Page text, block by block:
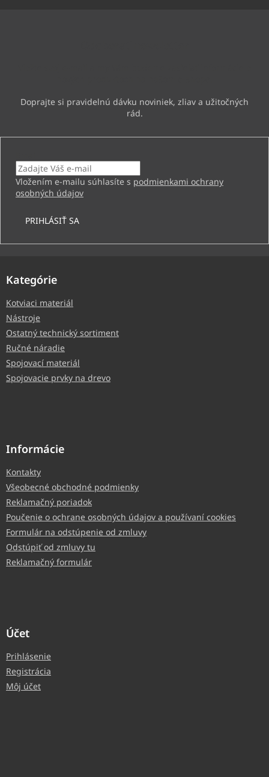
Vložením e-mailu súhlasíte s podmienkami ochrany
osobných údajov
PRIHLÁSIŤ SA
Kategórie
Kotviaci materiál
Nástroje
Ostatný technický sortiment
Ručné náradie
Spojovací materiál
Spojovacie prvky na drevo
Informácie
Kontakty
Všeobecné obchodné podmienky
Reklamačný poriadok
Poučenie o ochrane osobných údajov a používaní cookies
Formulár na odstúpenie od zmluvy
Odstúpiť od zmluvy tu
Reklamačný formulár
Účet
Prihlásenie
Registrácia
Môj účet